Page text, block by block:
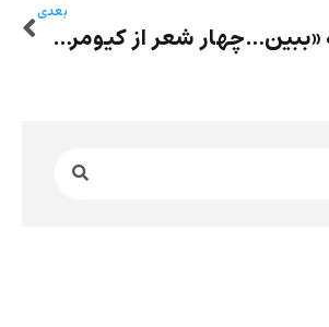
بانگ‌نما: ترانه «ببین شب چه روشن شد از فردا» سروده پیمان وهاب‌زاده با اجرای محمد خرازی
بعدی
چهار شعر از کیومرث حیدری